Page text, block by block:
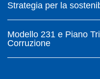
Strategia per la
Modello 231 e Piano
Corruzione